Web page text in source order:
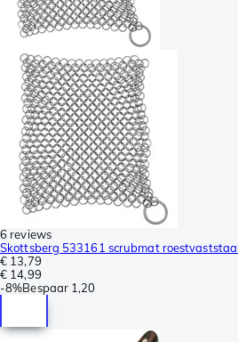
6 reviews
Skottsberg 533161 scrubmat
€ 13,79
€ 14,99
-8%Bespaar 1,20